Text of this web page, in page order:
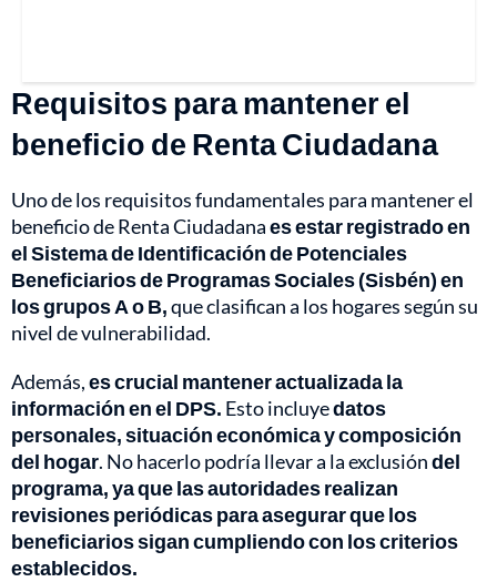
Requisitos para mantener el
beneficio de Renta Ciudadana
Uno de los requisitos fundamentales para mantener el
beneficio de Renta Ciudadanaes estar registrado en
el Sistema de Identificación de Potenciales
Beneficiarios de Programas Sociales (Sisbén) en
los grupos A o B,que clasifican a los hogares según su
nivel de vulnerabilidad.
Además,es crucial mantener actualizada la
información en el DPS. Esto incluyedatos
personales, situación económica y composición
del hogar. No hacerlo podría llevar a la exclusióndel
programa, ya que las autoridades realizan
revisiones periódicas para asegurar que los
beneficiarios sigan cumpliendo con los criterios
establecidos.